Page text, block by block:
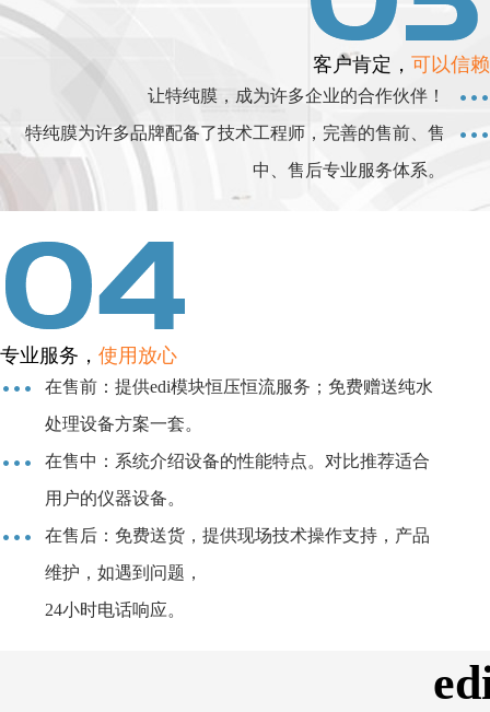
客户肯定， 可以信赖
让特纯膜，成为许多企业的合作伙伴！
特纯膜为许多品牌配备了技术工程师，完善的售前、售
中、售后专业服务体系。
专业服务， 使用放心
在售前：提供edi模块恒压恒流服务；免费赠送纯水
处理设备方案一套。
在售中：系统介绍设备的性能特点。对比推荐适合
用户的仪器设备。
在售后：免费送货，提供现场技术操作支持，产品
维护，如遇到问题，
24小时电话响应。